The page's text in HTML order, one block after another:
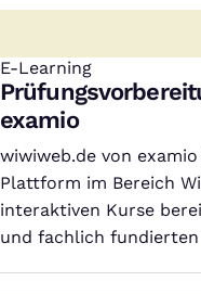
E-Learning
:
examio
wiwiweb.de von
Plattform im Bereich
interaktiven Kurse
und fachlich